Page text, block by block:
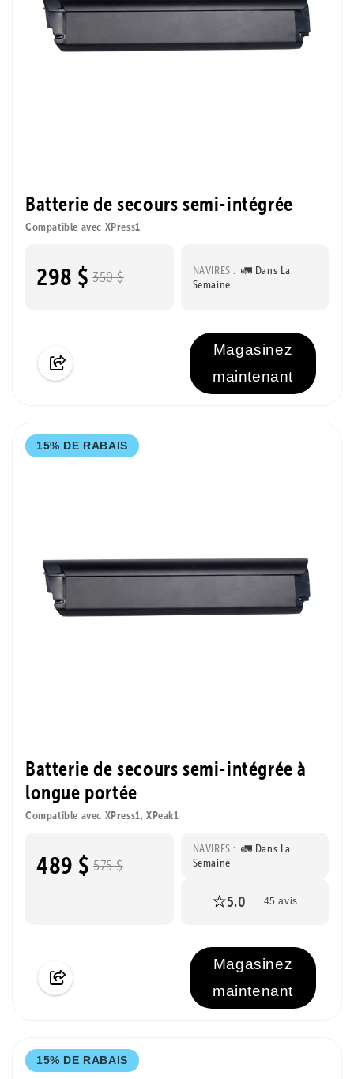
Batterie de secours semi-intégrée
Compatible avec XPress1
298 $ 350 $ NAVIRES : 🚛 Dans La
Semaine
Magasinez
maintenant
15% DE RABAIS
Batterie de secours semi-intégrée à
longue portée
Compatible avec XPress1, XPeak1
489 $ 575 $
NAVIRES : 🚛 Dans La
Semaine
5.0 45 avis
Magasinez
maintenant
15% DE RABAIS